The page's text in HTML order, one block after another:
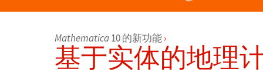
Mathematica10 的新功能 ›
基于实体的地理